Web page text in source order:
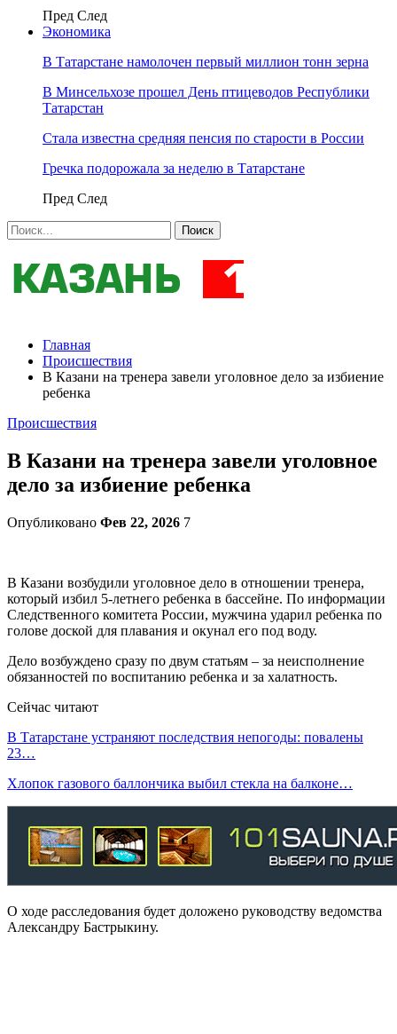
Пред След
Экономика
В Татарстане намолочен первый миллион тонн зерна
В Минсельхозе прошел День птицеводов Республики
Татарстан
Стала известна средняя пенсия по старости в России
Гречка подорожала за неделю в Татарстане
Пред След
Главная
Происшествия
В Казани на тренера завели уголовное дело за избиение
ребенка
Происшествия
В Казани на тренера завели уголовное
дело за избиение ребенка
Опубликовано Фев 22, 2026 7
В Казани возбудили уголовное дело в отношении тренера,
который избил 5-летнего ребенка в бассейне. По информации
Следственного комитета России, мужчина ударил ребенка по
голове доской для плавания и окунал его под воду.
Дело возбуждено сразу по двум статьям – за неисполнение
обязанностей по воспитанию ребенка и за халатность.
Сейчас читают
В Татарстане устраняют последствия непогоды: повалены
23…
Хлопок газового баллончика выбил стекла на балконе…
О ходе расследования будет доложено руководству ведомства
Александру Бастрыкину.